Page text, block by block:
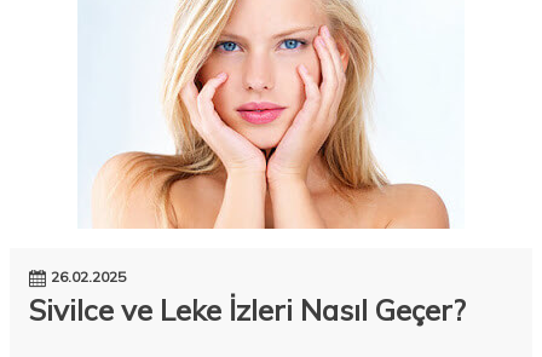
26.02.2025
Sivilce ve Leke İzleri Nasıl Geçer?